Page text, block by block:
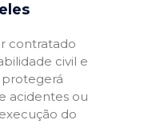
contratado
civil e
protegerá
acidentes ou
do